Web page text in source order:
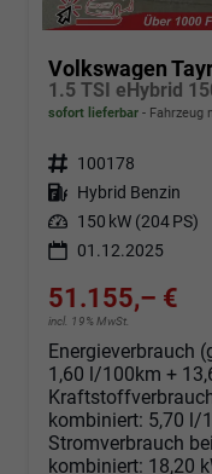
Volkswagen
sofort lieferbar Fahrzeug
Fahrzeugnr. 100178
Kraftstoff Hybrid Benzin
Leistung 150 kW (204 PS)
01.12.2025
51.155,– €
incl. 19% MwSt.
Energieverbrauch
1,60 l/100km +
kombiniert: 5,70 l/
Stromverbrauch
kombiniert: 18,20